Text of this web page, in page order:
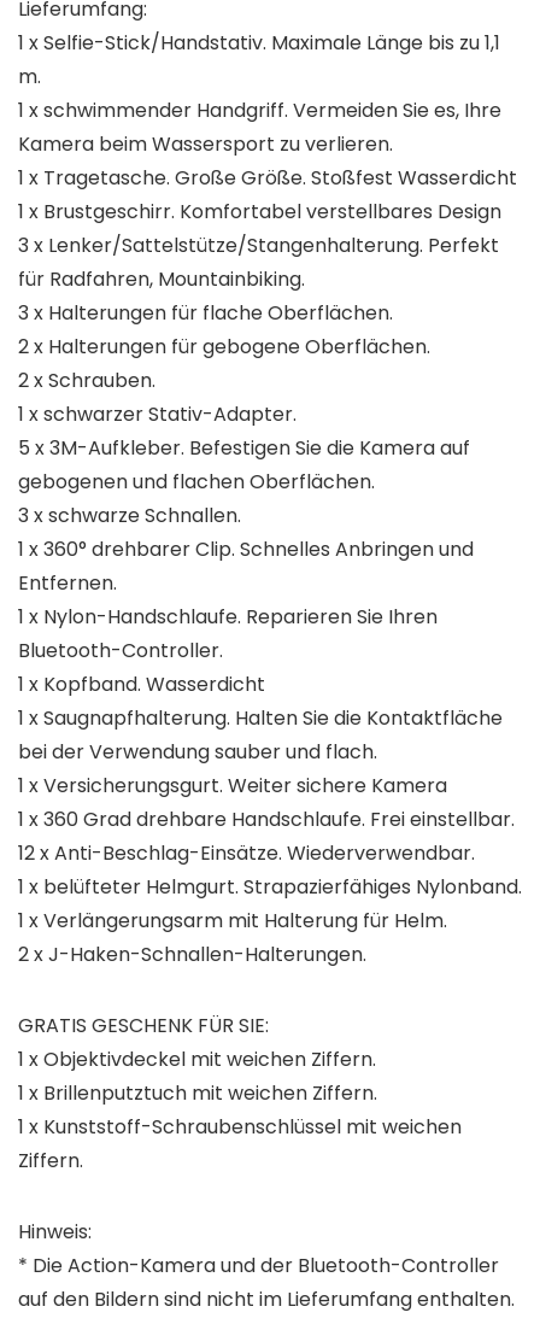
Lieferumfang:
1 x Selfie-Stick/Handstativ. Maximale Länge bis zu 1,1
m.
1 x schwimmender Handgriff. Vermeiden Sie es, Ihre
Kamera beim Wassersport zu verlieren.
1 x Tragetasche. Große Größe. Stoßfest Wasserdicht
1 x Brustgeschirr. Komfortabel verstellbares Design
3 x Lenker/Sattelstütze/Stangenhalterung. Perfekt
für Radfahren, Mountainbiking.
3 x Halterungen für flache Oberflächen.
2 x Halterungen für gebogene Oberflächen.
2 x Schrauben.
1 x schwarzer Stativ-Adapter.
5 x 3M-Aufkleber. Befestigen Sie die Kamera auf
gebogenen und flachen Oberflächen.
3 x schwarze Schnallen.
1 x 360° drehbarer Clip. Schnelles Anbringen und
Entfernen.
1 x Nylon-Handschlaufe. Reparieren Sie Ihren
Bluetooth-Controller.
1 x Kopfband. Wasserdicht
1 x Saugnapfhalterung. Halten Sie die Kontaktfläche
bei der Verwendung sauber und flach.
1 x Versicherungsgurt. Weiter sichere Kamera
1 x 360 Grad drehbare Handschlaufe. Frei einstellbar.
12 x Anti-Beschlag-Einsätze. Wiederverwendbar.
1 x belüfteter Helmgurt. Strapazierfähiges Nylonband.
1 x Verlängerungsarm mit Halterung für Helm.
2 x J-Haken-Schnallen-Halterungen.
GRATIS GESCHENK FÜR SIE:
1 x Objektivdeckel mit weichen Ziffern.
1 x Brillenputztuch mit weichen Ziffern.
1 x Kunststoff-Schraubenschlüssel mit weichen
Ziffern.
Hinweis:
* Die Action-Kamera und der Bluetooth-Controller
auf den Bildern sind nicht im Lieferumfang enthalten.